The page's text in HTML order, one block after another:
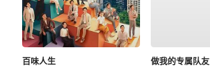
百味人生
做我的专属队友